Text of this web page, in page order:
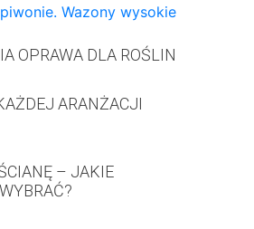
Wazony wysokie
OPRAWA DLA ROŚLIN
ARANŻACJI
– JAKIE